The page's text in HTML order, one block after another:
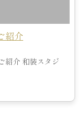
紹介
紹介 和装スタジ